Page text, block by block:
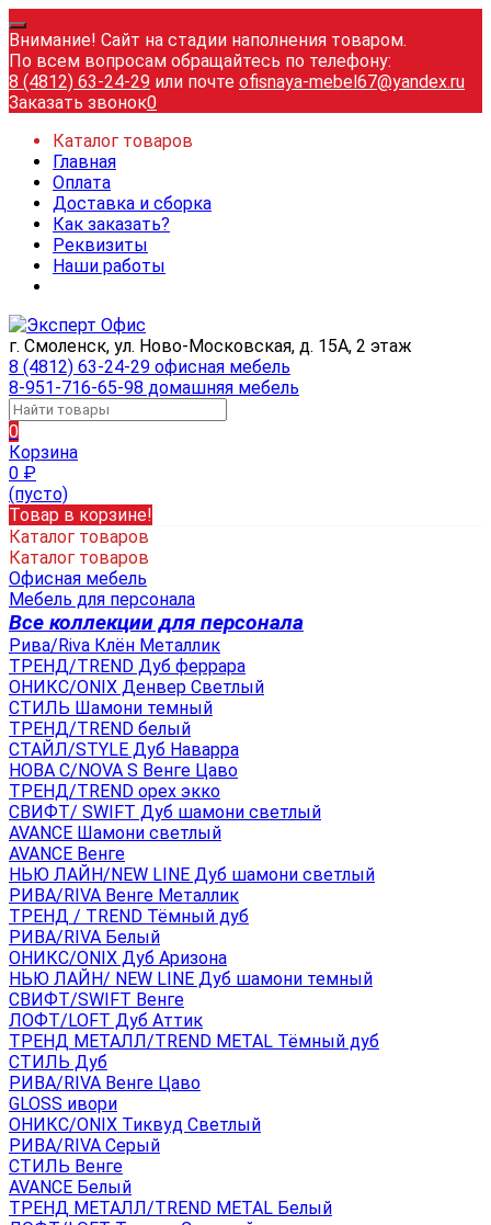
Внимание! Сайт на стадии наполнения товаром.
По всем вопросам обращайтесь по телефону:
8 (4812) 63-24-29 или почте ofisnaya-mebel67@yandex.ru
Заказать звонок0
Каталог товаров
Главная
Оплата
Доставка и сборка
Как заказать?
Реквизиты
Наши работы
г. Смоленск, ул. Ново-Московская, д. 15А, 2 этаж
8 (4812) 63-24-29 офисная мебель
8-951-716-65-98 домашняя мебель
0
Корзина
0 ₽
(пусто)
Товар в корзине!
Каталог товаров
Каталог товаров
Офисная мебель
Мебель для персонала
Все коллекции для персонала
Рива/Riva Клён Металлик
ТРЕНД/TREND Дуб феррара
ОНИКС/ONIX Денвер Светлый
СТИЛЬ Шамони темный
ТРЕНД/TREND белый
СТАЙЛ/STYLE Дуб Наварра
НОВА С/NOVA S Венге Цаво
ТРЕНД/TREND орех экко
СВИФТ/ SWIFT Дуб шамони светлый
AVANCE Шамони светлый
AVANCE Венге
НЬЮ ЛАЙН/NEW LINE Дуб шамони светлый
РИВА/RIVA Венге Металлик
TРЕНД / TREND Тёмный дуб
РИВА/RIVA Белый
ОНИКС/ONIX Дуб Аризона
НЬЮ ЛАЙН/ NEW LINE Дуб шамони темный
СВИФТ/SWIFT Венге
ЛОФТ/LOFT Дуб Аттик
ТРЕНД МЕТАЛЛ/TREND METAL Тёмный дуб
СТИЛЬ Дуб
РИВА/RIVA Венге Цаво
GLOSS ивори
ОНИКС/ONIX Тиквуд Светлый
РИВА/RIVA Серый
СТИЛЬ Венге
AVANСE Белый
ТРЕНД МЕТАЛЛ/TREND METAL Белый